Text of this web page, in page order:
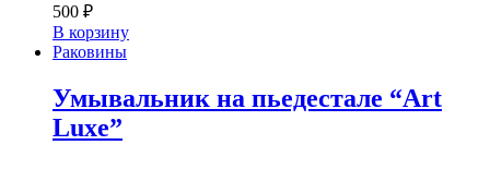
500 ₽
В корзину
Раковины
Умывальник на пьедестале “Art
Luxe”